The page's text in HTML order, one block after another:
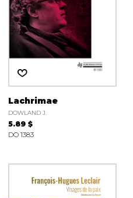
Lachrimae
DOWLAND J.
5.89 $
DO 1383